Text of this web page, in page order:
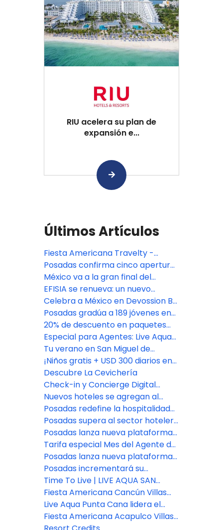
RIU acelera su plan de
expansión e...
Últimos Artículos
Fiesta Americana Travelty -
Oferta especial TA DEAL
Posadas confirma cinco aperturas
premium en México: Isla Mujeres,
Riviera Maya y CDMX
México va a la gran final del
Bocuse d'Or 2027, con jurado de
Fiesta Americana Travelty
EFISIA se renueva: un nuevo
refugio mediterráneo en Fiesta
Americana Riviera Nayarit
Celebra a México en Devossion By
Live Aqua
Posadas gradúa a 189 jóvenes en
su programa de empoderamiento
educativo
20% de descuento en paquetes
vacacionales con Fiesta
Americana Travelty Collection
Especial para Agentes: Live Aqua
San Miguel de Allende
Tu verano en San Miguel de
Allende comienza aquí
¡Niños gratis + USD 300 diarios en
Resort Credit en Grand Fiesta
Americana Los Cabos!
Descubre La Cevichería
Check-in y Concierge Digital
impulsado por Agentforce
Nuevos hoteles se agregan al
portafolio de Posadas
Posadas redefine la hospitalidad
con el lanzamiento de Fiesta
Americana Travelty Exclusive
Experiences
Posadas supera al sector hotelero
en experiencia del cliente
Posadas lanza nueva plataforma
de reservas para asesores de
viajes
Tarifa especial Mes del Agente de
Viajes: Fiesta Americana Travelty
Collection
Posadas lanza nueva plataforma
de reservas para asesores de
viajes
Posadas incrementará su
inventario de habitaciones en un
7% este año
Time To Live | LIVE AQUA SAN
MIGUEL DE ALLENDE
Fiesta Americana Cancún Villas
presenta dos nuevas categorías
de Villas Premium en Punta
Live Aqua Punta Cana lidera el
bienestar en República
Fiesta Americana Acapulco Villas: